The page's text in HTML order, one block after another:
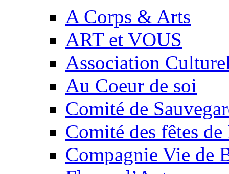
A Corps & Arts
ART et VOUS
Association
Au Coeur de soi
Comité de
Comité des fêtes
Compagnie Vie de